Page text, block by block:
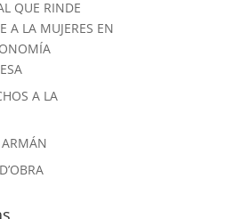
QUE RINDE
A LA MUJERES EN
A LA
ARMÁN